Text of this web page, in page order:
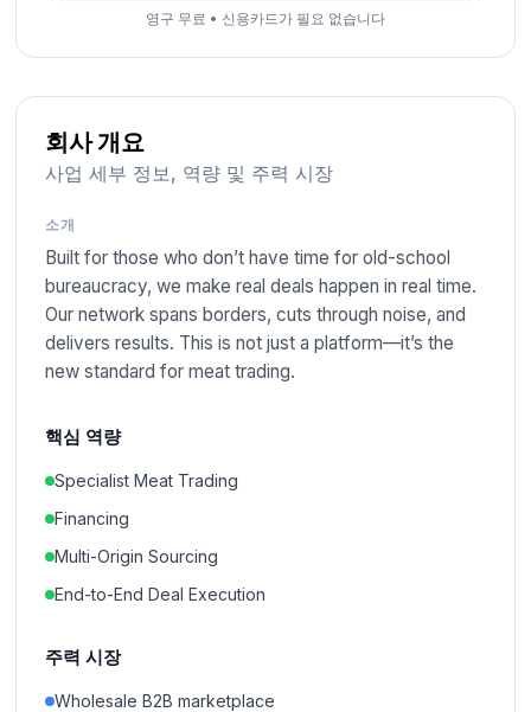
영구 무료 • 신용카드가 필요 없습니다
회사 개요
사업 세부 정보, 역량 및 주력 시장
소개
Built for those who don’t have time for old-school
bureaucracy, we make real deals happen in real time.
Our network spans borders, cuts through noise, and
delivers results. This is not just a platform—it’s the
new standard for meat trading.
핵심 역량
Specialist Meat Trading
Financing
Multi-Origin Sourcing
End-to-End Deal Execution
주력 시장
Wholesale B2B marketplace